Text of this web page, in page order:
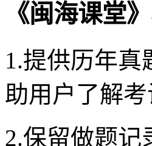
《闽海课堂
1.提供历年
助用户了解
2.保留做题记